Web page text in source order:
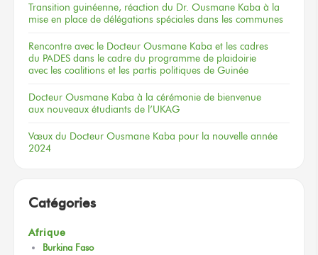
Transition guinéenne, réaction du Dr. Ousmane Kaba à la
mise en place de délégations spéciales dans les communes
Rencontre avec le Docteur Ousmane Kaba et les cadres
du PADES dans le cadre du programme de plaidoirie
avec les coalitions et les partis politiques de Guinée
Docteur Ousmane Kaba à la cérémonie de bienvenue
aux nouveaux étudiants de l’UKAG
Vœux du Docteur Ousmane Kaba pour la nouvelle année
2024
Catégories
Afrique
Burkina Faso